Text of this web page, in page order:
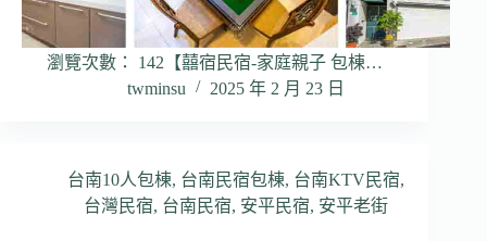
瀏覽次數： 142【囍宿民宿-家庭親子 包棟…
twminsu
2025 年 2 月 23 日
台南10人包棟, 台南民宿包棟, 台南KTV民宿,
台灣民宿, 台南民宿, 安平民宿, 安平老街